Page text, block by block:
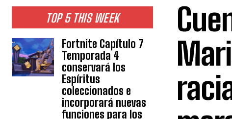
TOP 5 THIS WEEK
Fortnite Capítulo 7
Temporada 4
conservará los
Espíritus
coleccionados e
incorporará nuevas
funciones para los